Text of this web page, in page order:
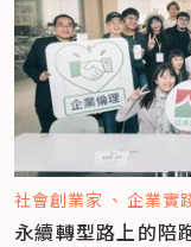
社會創業家 企業實
永續轉型路上的陪